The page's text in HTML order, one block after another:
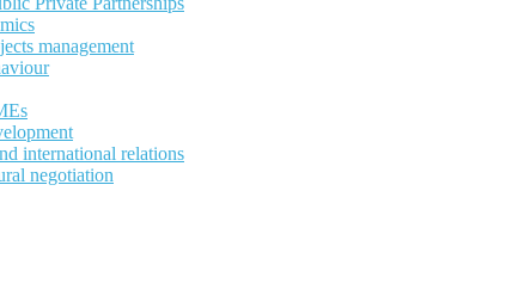
management
international relations
negotiation